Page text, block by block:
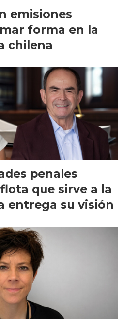
emisiones
forma en la
chilena
penales
que sirve a la
entrega su visión